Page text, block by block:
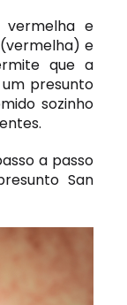
vermelha e
e
que a
presunto
sozinho
a passo
San